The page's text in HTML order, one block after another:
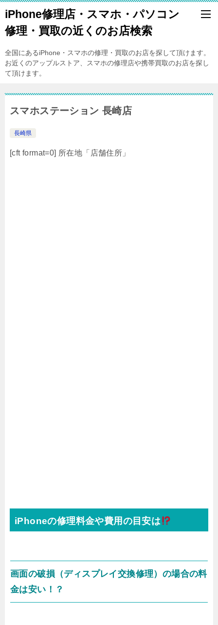
iPhone修理店・スマホ・パソコン
修理・買取の近くのお店検索
全国にあるiPhone・スマホの修理・買取のお店を探して頂けます。
お近くのアップルストア、スマホの修理店や携帯買取のお店を探し
て頂けます。
スマホステーション 長崎店
長崎県
[cft format=0] 所在地「店舗住所」
iPhoneの修理料金や費用の目安は
画面の破損（ディスプレイ交換修理）の場合の料
金は安い！？